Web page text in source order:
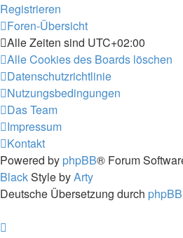
Registrieren
Foren-Übersicht
Alle Zeiten sind UTC+02:00
Alle Cookies des Boards löschen
Datenschutzrichtlinie
Nutzungsbedingungen
Das Team
Impressum
Kontakt
Powered by phpBB® Forum
BlackStyle byArty
Deutsche Übersetzung durch